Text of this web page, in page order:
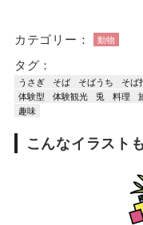
カテゴリー： 動物
タグ：
うさぎ そば そばうち そば
体験型
体験観光 兎 料理
趣味
こんなイラスト